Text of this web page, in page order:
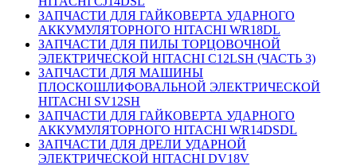
ЗАПЧАСТИ ДЛЯ ГАЙКОВЕРТА УДАРНОГО
АККУМУЛЯТОРНОГО HITACHI WR18DL
ЗАПЧАСТИ ДЛЯ ПИЛЫ ТОРЦОВОЧНОЙ
ЭЛЕКТРИЧЕСКОЙ HITACHI C12LSH (ЧАСТЬ 3)
ЗАПЧАСТИ ДЛЯ МАШИНЫ
ПЛОСКОШЛИФОВАЛЬНОЙ ЭЛЕКТРИЧЕСКОЙ
HITACHI SV12SH
ЗАПЧАСТИ ДЛЯ ГАЙКОВЕРТА УДАРНОГО
АККУМУЛЯТОРНОГО HITACHI WR14DSDL
ЗАПЧАСТИ ДЛЯ ДРЕЛИ УДАРНОЙ
ЭЛЕКТРИЧЕСКОЙ HITACHI DV18V